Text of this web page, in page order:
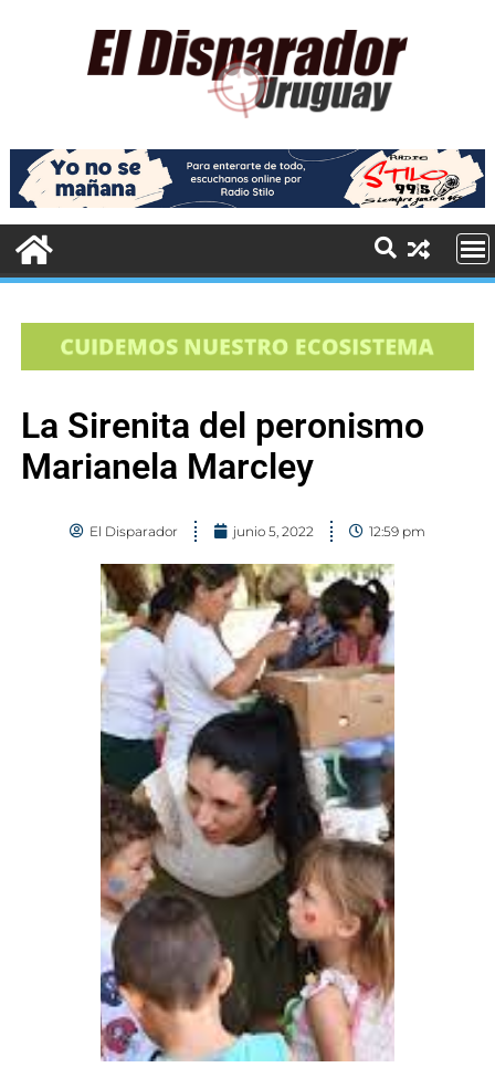
La Sirenita del peronismo
Marianela Marcley
El Disparador junio 5, 2022 12:59 pm